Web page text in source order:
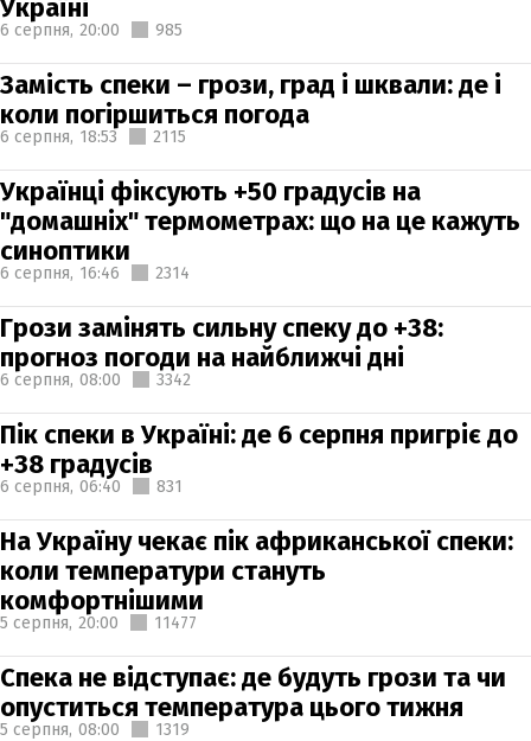
Україні
6 серпня, 20:00 985
Замість спеки – грози, град і шквали: де і
коли погіршиться погода
6 серпня, 18:53 2115
Українці фіксують +50 градусів на
"домашніх" термометрах: що на це кажуть
синоптики
6 серпня, 16:46 2314
Грози замінять сильну спеку до +38:
прогноз погоди на найближчі дні
6 серпня, 08:00 3342
Пік спеки в Україні: де 6 серпня пригріє до
+38 градусів
6 серпня, 06:40 831
На Україну чекає пік африканської спеки:
коли температури стануть
комфортнішими
5 серпня, 20:00 11477
Спека не відступає: де будуть грози та чи
опуститься температура цього тижня
5 серпня, 08:00 1319